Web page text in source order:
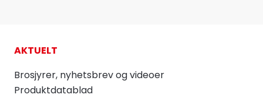
AKTUELT
Brosjyrer, nyhetsbrev og videoer
Produktdatablad